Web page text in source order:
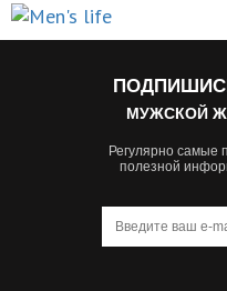
МУЖСКОЙ
Регулярно самые
полезной